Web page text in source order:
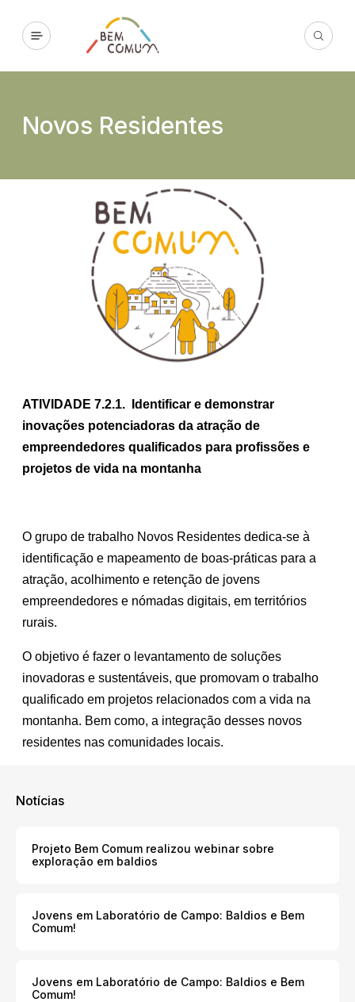
Novos Residentes
Notícias
Projeto Bem Comum realizou webinar sobre
exploração em baldios
Jovens em Laboratório de Campo: Baldios e Bem
Comum!
Jovens em Laboratório de Campo: Baldios e Bem
Comum!
ATIVIDADE 7.2.1.
Identificar e demonstrar
inovações potenciadoras da atração de
empreendedores qualificados para profissões e
projetos de vida na montanha
O grupo de trabalho Novos Residentes dedica-se à
identificação e mapeamento de boas-práticas para a
atração, acolhimento e retenção de jovens
empreendedores e nómadas digitais, em territórios
rurais.
O objetivo é fazer o levantamento de soluções
inovadoras e sustentáveis, que promovam o trabalho
qualificado em projetos relacionados com a vida na
montanha. Bem como, a integração desses novos
residentes nas comunidades locais.